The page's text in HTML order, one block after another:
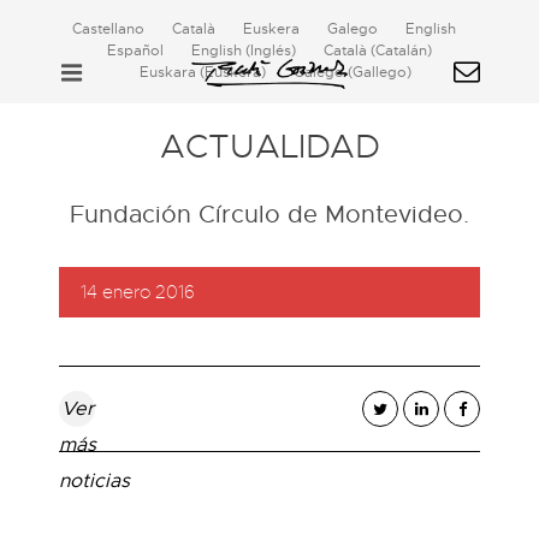
Castellano Català Euskera Galego
English
Español
English(Inglés) Català (Catalán)
Euskara (Euskera) Galego(Gallego)
ACTUALIDAD
Fundación Círculo de Montevideo.
14 enero 2016
Ver
más
noticias